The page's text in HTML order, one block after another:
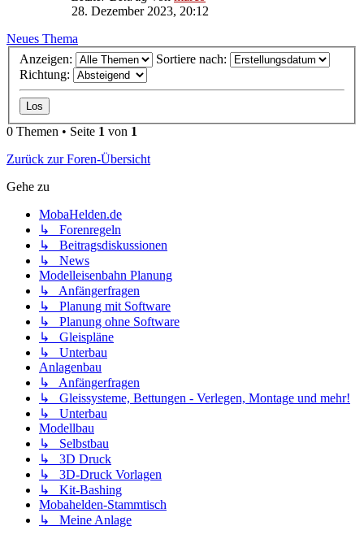
28. Dezember 2023, 20:12
Neues Thema
Anzeigen:
Sortiere nach:
Richtung:
0 Themen • Seite 1 von 1
Zurück zur Foren-Übersicht
Gehe zu
MobaHelden.de
↳ Forenregeln
↳ Beitragsdiskussionen
↳ News
Modelleisenbahn Planung
↳ Anfängerfragen
↳ Planung mit Software
↳ Planung ohne Software
↳ Gleispläne
↳ Unterbau
Anlagenbau
↳ Anfängerfragen
↳ Gleissysteme, Bettungen - Verlegen, Montage und mehr!
↳ Unterbau
Modellbau
↳ Selbstbau
↳ 3D Druck
↳ 3D-Druck Vorlagen
↳ Kit-Bashing
Mobahelden-Stammtisch
↳ Meine Anlage